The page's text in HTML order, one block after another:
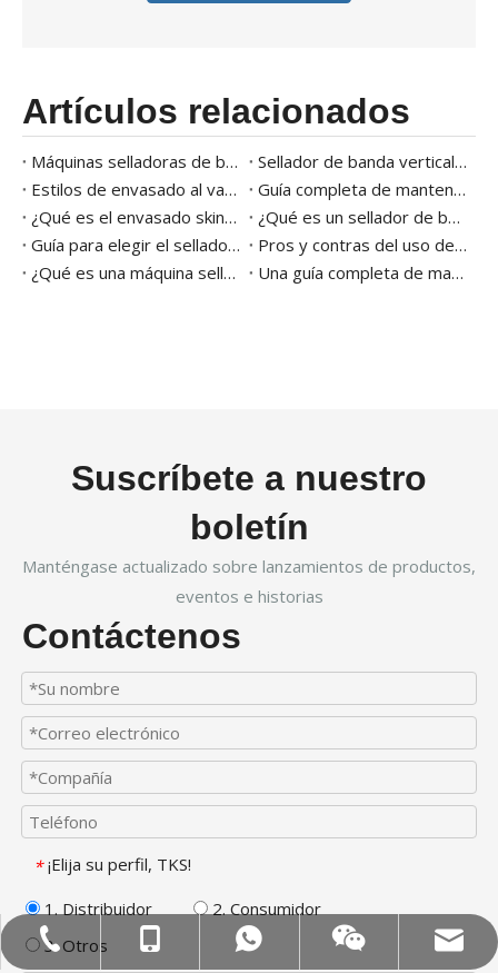
Artículos relacionados
Máquinas selladoras de bandejas Tendencias del mercado
Sellador de banda vertical versus horizontal: ¿cuál debería elegir?
Estilos de envasado al vacío 101
Guía completa de mantenimiento y limpieza de máquinas de envasado al vacío
¿Qué es el envasado skin al vacío? Beneficios y equipamiento
¿Qué es un sellador de banda y sus usos en el embalaje?
Guía para elegir el sellador de banda adecuado para su negocio
Pros y contras del uso de selladores de banda frente a otras máquinas selladoras
¿Qué es una máquina selladora de cajas de cartón activada por agua y cómo funciona?
Una guía completa de materiales y soluciones de envasado de queso para 2026
Suscríbete a nuestro
boletín
Manténgase actualizado sobre lanzamientos de productos,
eventos e historias
Contáctenos
* ¡Elija su perfil, TKS!
1. Distribuidor
2. Consumidor
3. Otros
Tel:+86-577-88627766
Mob: +86-18858715170
WA: 0086 18858715170
Veloz
Correo electrónico: hl@hualian.biz